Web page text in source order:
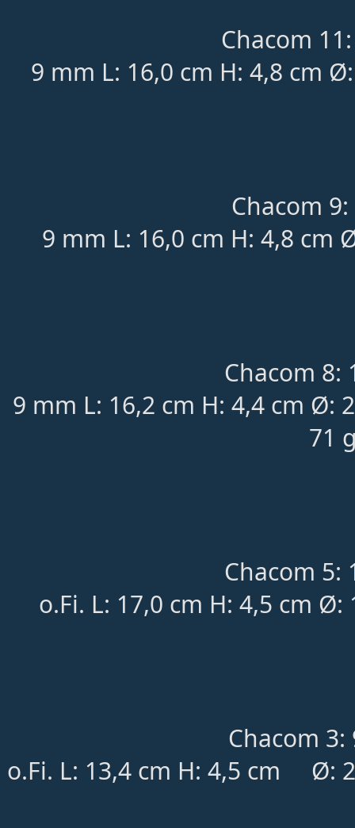
Chacom
9 mm L: 16,0 cm H: 4,8 cm
Chacom
9 mm L: 16,0 cm H: 4,8 cm
Chacom 8:
9 mm L: 16,2 cm H: 4,4 cm Ø:
71
Chacom 5:
o.Fi. L: 17,0 cm H: 4,5 cm
Chacom 3:
o.Fi. L: 13,4 cm H: 4,5 cm
	Ø
: